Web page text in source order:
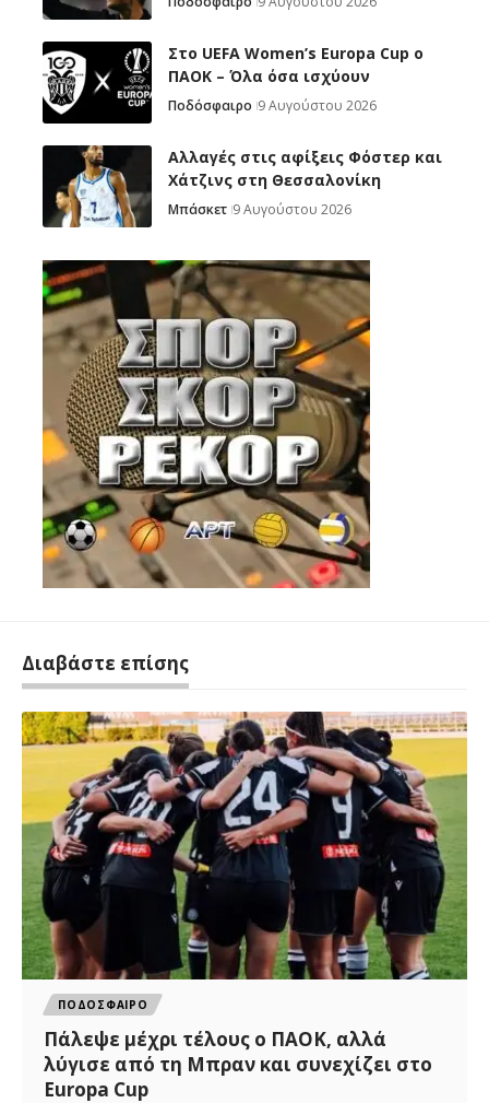
Στο UEFA Women’s Europa Cup ο
ΠΑΟΚ – Όλα όσα ισχύουν
Ποδόσφαιρο 9 Αυγούστου 2026
Αλλαγές στις αφίξεις Φόστερ και
Χάτζινς στη Θεσσαλονίκη
Μπάσκετ 9 Αυγούστου 2026
Διαβάστε επίσης
ΠΟΔΟΣΦΑΙΡΟ
Πάλεψε μέχρι τέλους ο ΠΑΟΚ, αλλά
λύγισε από τη Μπραν και συνεχίζει στο
Europa Cup